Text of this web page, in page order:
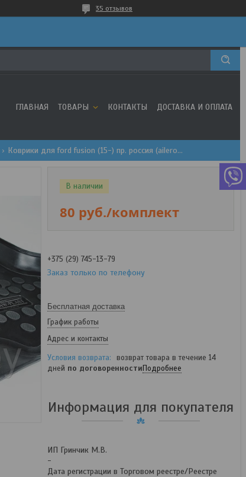
35 отзывов
ГЛАВНАЯ ТОВАРЫ КОНТАКТЫ ДОСТАВКА И ОПЛАТА
Коврики для ford fusion (15-) пр. россия (aileron)
В наличии
80 руб./комплект
+375 (29) 745-13-79
Заказ только по телефону
Бесплатная доставка
График работы
Адрес и контакты
возврат товара в течение 14
дней по договоренностиПодробнее
Информация для покупателя
ИП Гринчик М.В.
-
Дата регистрации в Торговом реестре/Реестре